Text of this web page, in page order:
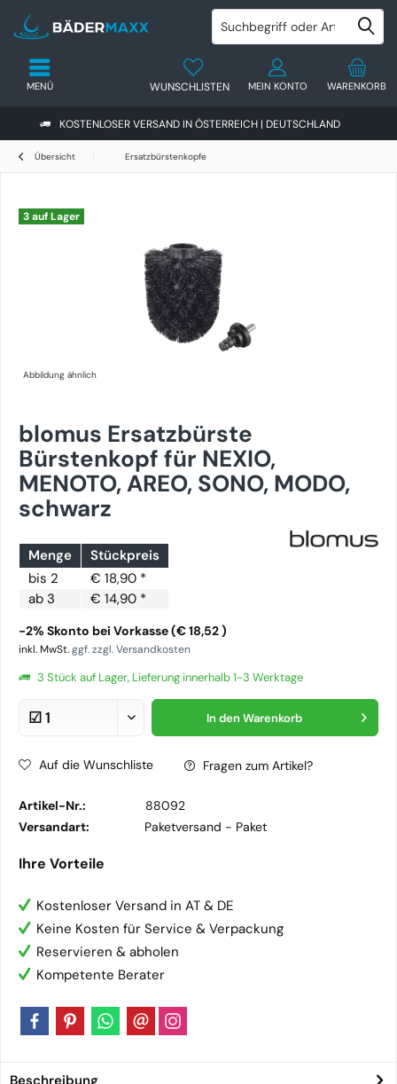
KOSTENLOSER VERSAND IN ÖSTERREICH | DEUTSCHLAND
WARENKORB
WUNSCHLISTEN MEIN KONTO
MENÜ
Übersicht Ersatzbürstenkopfe
3 auf Lager
Abbildung ähnlich
blomus Ersatzbürste
Bürstenkopf für NEXIO,
MENOTO, AREO, SONO, MODO,
schwarz
Menge
Stückpreis
bis 2
€ 18,90 *
ab 3 € 14,90 *
-2% Skonto bei Vorkasse (€ 18,52 )
inkl. MwSt.ggf. zzgl. Versandkosten
3 Stück auf Lager, Lieferung innerhalb 1-3 Werktage
In den Warenkorb
Auf die Wunschliste Fragen zum Artikel?
Artikel-Nr.:
88092
Versandart:
Paketversand - Paket
Ihre Vorteile
Kostenloser Versand in AT & DE
Keine Kosten für Service & Verpackung
Reservieren & abholen
Kompetente Berater
Beschreibung